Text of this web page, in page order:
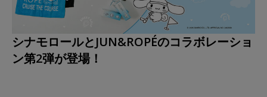
シナモロールとJUN&ROPÉのコラボレーショ
ン第2弾が登場！